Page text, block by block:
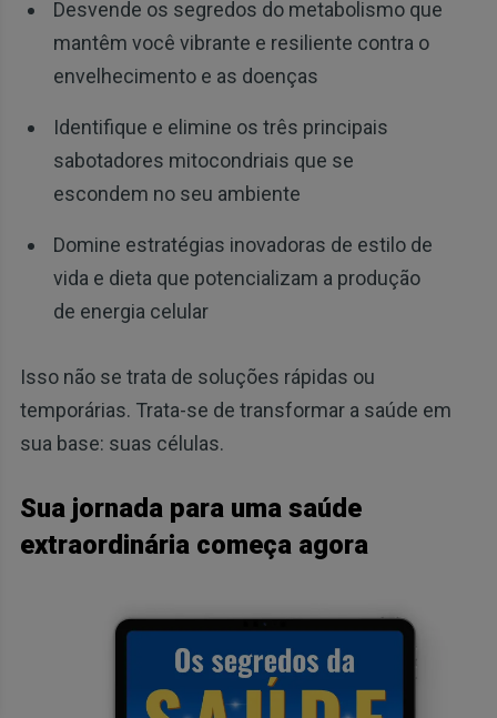
Desvende os segredos do metabolismo que
mantêm você vibrante e resiliente contra o
envelhecimento e as doenças
Identifique e elimine os três principais
sabotadores mitocondriais que se
escondem no seu ambiente
Domine estratégias inovadoras de estilo de
vida e dieta que potencializam a produção
de energia celular
Isso não se trata de soluções rápidas ou
temporárias. Trata-se de transformar a saúde em
sua base: suas células.
Sua jornada para uma saúde
extraordinária começa agora